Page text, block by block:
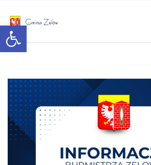
Otwórz pasek narzędzi